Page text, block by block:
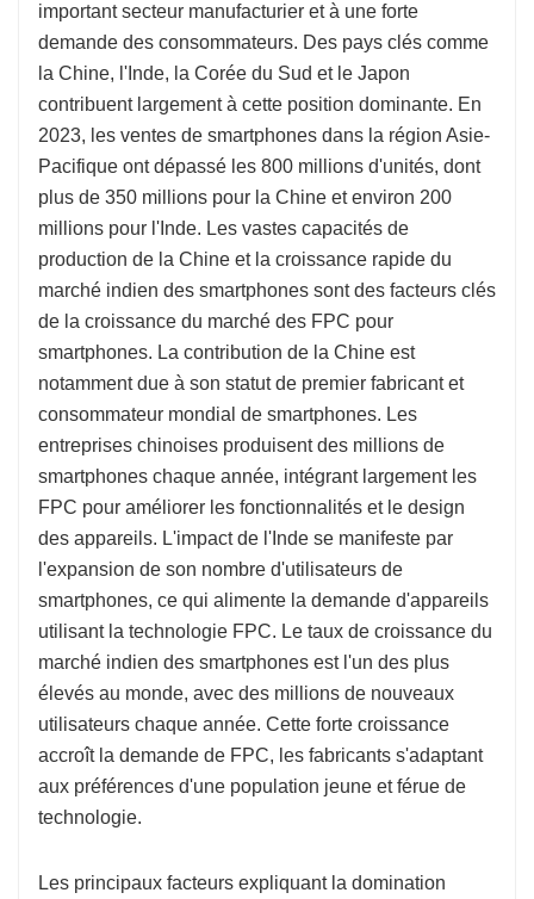
important secteur manufacturier et à une forte
demande des consommateurs. Des pays clés comme
la Chine, l'Inde, la Corée du Sud et le Japon
contribuent largement à cette position dominante. En
2023, les ventes de smartphones dans la région Asie-
Pacifique ont dépassé les 800 millions d'unités, dont
plus de 350 millions pour la Chine et environ 200
millions pour l'Inde. Les vastes capacités de
production de la Chine et la croissance rapide du
marché indien des smartphones sont des facteurs clés
de la croissance du marché des FPC pour
smartphones. La contribution de la Chine est
notamment due à son statut de premier fabricant et
consommateur mondial de smartphones. Les
entreprises chinoises produisent des millions de
smartphones chaque année, intégrant largement les
FPC pour améliorer les fonctionnalités et le design
des appareils. L'impact de l'Inde se manifeste par
l'expansion de son nombre d'utilisateurs de
smartphones, ce qui alimente la demande d'appareils
utilisant la technologie FPC. Le taux de croissance du
marché indien des smartphones est l'un des plus
élevés au monde, avec des millions de nouveaux
utilisateurs chaque année. Cette forte croissance
accroît la demande de FPC, les fabricants s'adaptant
aux préférences d'une population jeune et férue de
technologie.
Les principaux facteurs expliquant la domination